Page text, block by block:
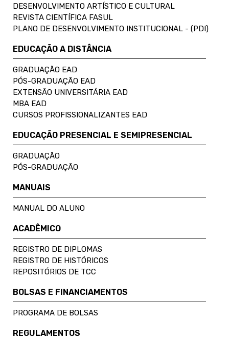
DESENVOLVIMENTO ARTÍSTICO E CULTURAL
REVISTA CIENTÍFICA FASUL
PLANO DE DESENVOLVIMENTO INSTITUCIONAL - (PDI)
EDUCAÇÃO A DISTÂNCIA
GRADUAÇÃO EAD
PÓS-GRADUAÇÃO EAD
EXTENSÃO UNIVERSITÁRIA EAD
MBA EAD
CURSOS PROFISSIONALIZANTES EAD
EDUCAÇÃO PRESENCIAL E SEMIPRESENCIAL
GRADUAÇÃO
PÓS-GRADUAÇÃO
MANUAIS
MANUAL DO ALUNO
ACADÊMICO
REGISTRO DE DIPLOMAS
REGISTRO DE HISTÓRICOS
REPOSITÓRIOS DE TCC
BOLSAS E FINANCIAMENTOS
PROGRAMA DE BOLSAS
REGULAMENTOS